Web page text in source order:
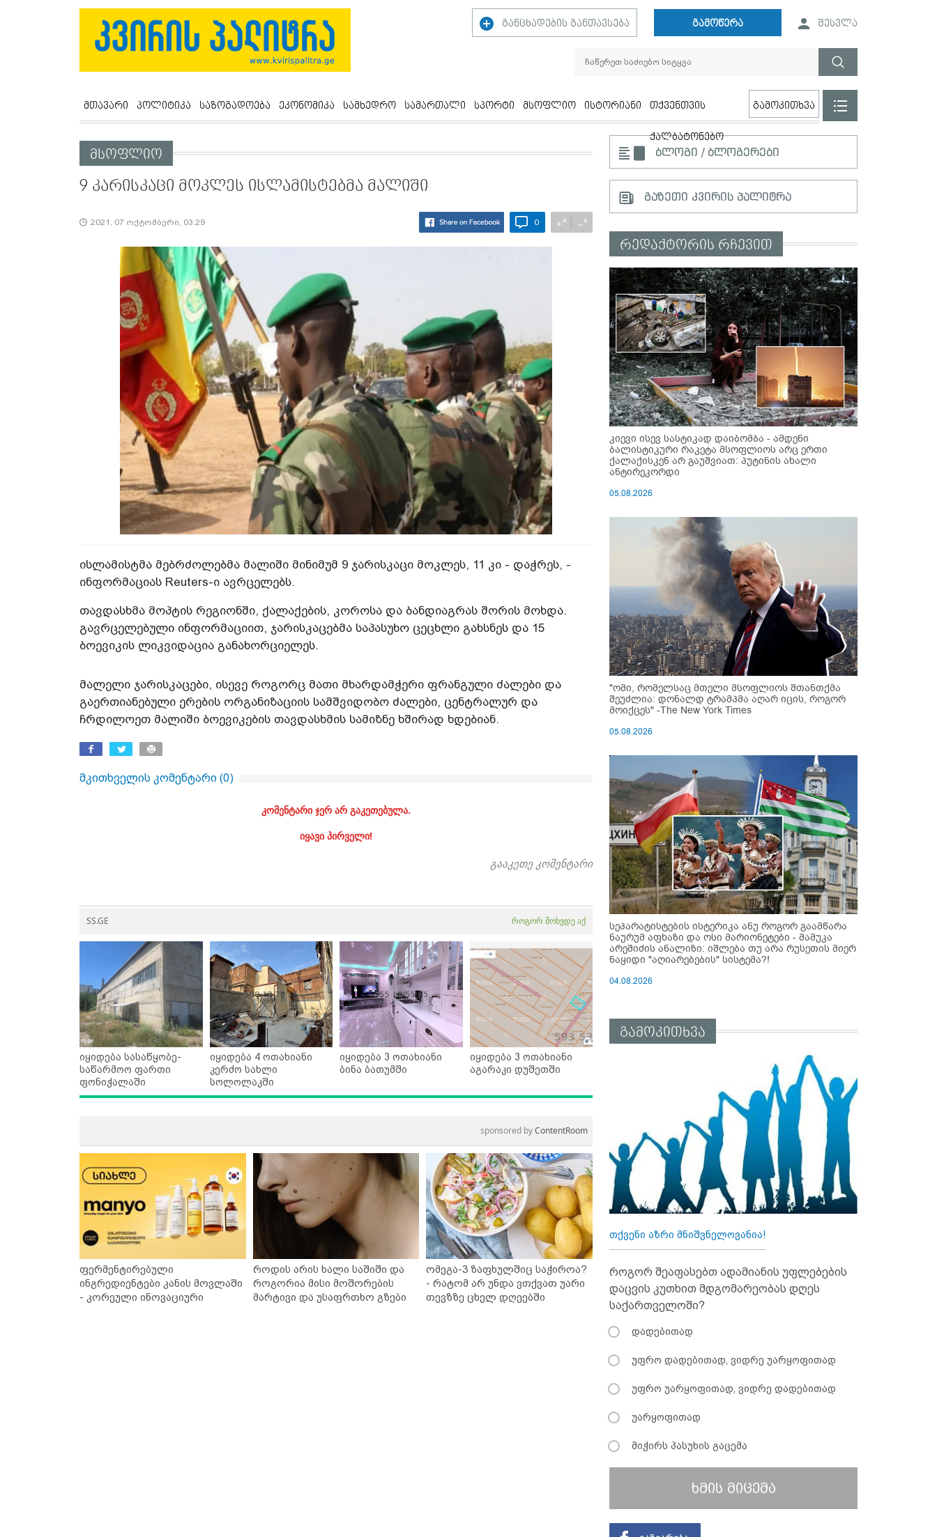
განცხადების განთავსება გამოწერა შესვლა
მთავარი პოლიტიკა საზოგადოება ეკონომიკა სამხედრო სამართალი სპორტი მსოფლიო ისტორიანი თქვენთვის
ქალბატონებო
გამოკითხვა
მსოფლიო
9 კარისკაცი მოკლეს ისლამისტებმა მალიში
2021, 07 ოქტომბერი, 03:29 0 +A −A
ისლამისტმა მებრძოლებმა მალიში მინიმუმ 9 ჯარისკაცი მოკლეს, 11 კი - დაჭრეს, -
ინფორმაციას Reuters-ი ავრცელებს.
თავდასხმა მოპტის რეგიონში, ქალაქების, კოროსა და ბანდიაგრას შორის მოხდა.
გავრცელებული ინფორმაციით, ჯარისკაცებმა საპასუხო ცეცხლი გახსნეს და 15
ბოევიკის ლიკვიდაცია განახორციელეს.
მალელი ჯარისკაცები, ისევე როგორც მათი მხარდამჭერი ფრანგული ძალები და
გაერთიანებული ერების ორგანიზაციის სამშვიდობო ძალები, ცენტრალურ და
ჩრდილოეთ მალიში ბოევიკების თავდასხმის სამიზნე ხშირად ხდებიან.
მკითხველის კომენტარი (0)
კომენტარი ჯერ არ გაკეთებულა.
იყავი პირველი!
გააკეთე კომენტარი
SS.GE როგორ მოხვდე აქ
იყიდება სასაწყობე-
საწარმოო ფართი
ფონიჭალაში
იყიდება 4 ოთახიანი
კერძო სახლი
სოლოლაკში
იყიდება 3 ოთახიანი
ბინა ბათუმში
იყიდება 3 ოთახიანი
აგარაკი დუშეთში
sponsored byContentRoom
ფერმენტირებული
ინგრედიენტები კანის მოვლაში
- კორეული ინოვაციური
როდის არის ხალი საშიში და
როგორია მისი მოშორების
მარტივი და უსაფრთხო გზები
ომეგა-3 ზაფხულშიც საჭიროა?
- რატომ არ უნდა ვთქვათ უარი
თევზზე ცხელ დღეებში
ბლოგი / ბლოგერები
გაზეთი კვირის პალიტრა
რედაქტორის რჩევით
კიევი ისევ სასტიკად დაიბომბა - ამდენი
ბალისტიკური რაკეტა მსოფლიოს არც ერთი
ქალაქისკენ არ გაუშვიათ: პუტინის ახალი
ანტირეკორდი
05.08.2026
"ომი, რომელსაც მთელი მსოფლიოს შთანთქმა
შეუძლია: დონალდ ტრამპმა აღარ იცის, როგორ
მოიქცეს" -The New York Times
05.08.2026
სეპარატისტების ისტერიკა ანუ როგორ გაამწარა
ნაურუმ აფხაზი და ოსი მარიონეტები - მამუკა
არეშიძის ანალიზი: იშლება თუ არა რუსეთის მიერ
ნაყიდი "აღიარებების" სისტემა?!
04.08.2026
გამოკითხვა
თქვენი აზრი მნიშვნელოვანია!
როგორ შეაფასებთ ადამიანის უფლებების
დაცვის კუთხით მდგომარეობას დღეს
საქართველოში?
დადებითად
უფრო დადებითად, ვიდრე უარყოფითად
უფრო უარყოფითად, ვიდრე დადებითად
უარყოფითად
მიჭირს პასუხის გაცემა
ხმის მიცემა